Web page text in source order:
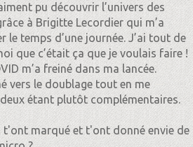
pu découvrir l’univers des
à Brigitte Lecordier qui m’a
le temps d’une journée. J’ai tout de
que c’était ça que je voulais faire !
m’a freiné dans ma lancée.
vers le doublage tout en me
étant plutôt complémentaires.
t'ont marqué et t'ont donné envie de